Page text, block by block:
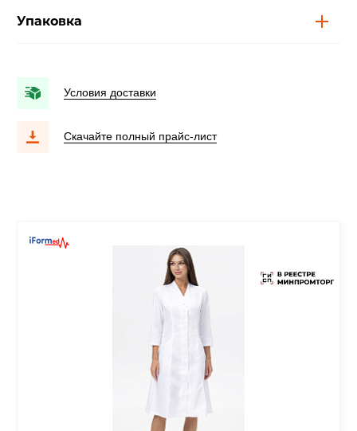
Упаковка
Условия доставки
Скачайте полный прайс-лист